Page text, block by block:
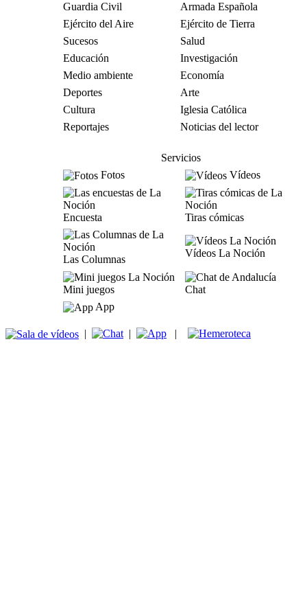
Guardia Civil
Armada Española
Ejército del Aire
Ejército de Tierra
Sucesos
Salud
Educación
Investigación
Medio ambiente
Economía
Deportes
Arte
Cultura
Iglesia Católica
Reportajes
Noticias del lector
Servicios
Fotos
Vídeos
Encuesta Tiras cómicas
Las Columnas
Vídeos La Noción
Mini juegos
Chat
App
| | |